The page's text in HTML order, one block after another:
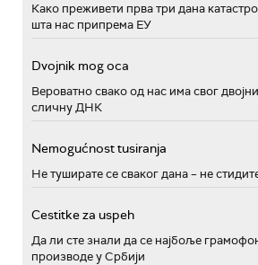
Како преживети прва три дана
шта нас припрема ЕУ
Dvojnik mog oca
Вероватно свако од нас има свог
сличну ДНК
Nemogućnost tusiranja
Не туширате се сваког дана – не
Cestitke za uspeh
Да ли сте знали да се најбоље
производе у Србији